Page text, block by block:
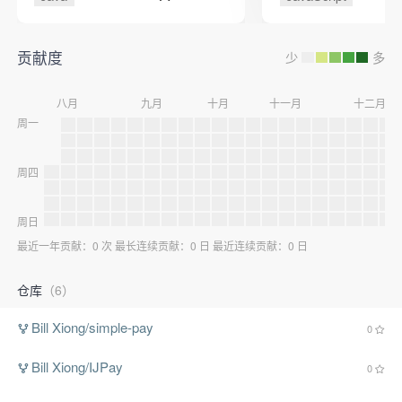
贡献度 少 多
周一
周四
周日
八月 九月 十月 十一月 十二月
最近一年贡献：0 次 最长连续贡献：0 日 最近连续贡献：0 日
仓库 （6）
Bill Xiong/simple-pay 0
Bill Xiong/IJPay 0